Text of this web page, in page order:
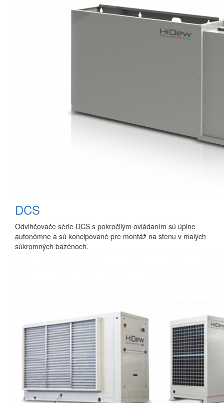
DCS
Odvlhčovače série DCS s pokročilým ovládaním sú úplne
autonómne a sú koncipované pre montáž na stenu v malých
súkromných bazénoch.